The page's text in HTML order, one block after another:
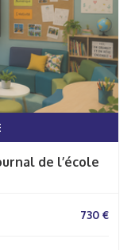
de l’école
730 €